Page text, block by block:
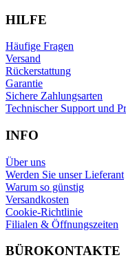
HILFE
Häufige Fragen
Versand
Rückerstattung
Garantie
Sichere Zahlungsarten
Technischer Support und
INFO
Über uns
Werden Sie unser Lieferant
Warum so günstig
Versandkosten
Cookie-Richtlinie
Filialen & Öffnungszeiten
BÜROKONTAKTE